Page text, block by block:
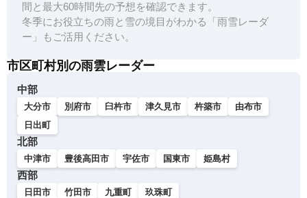
間と最大60時間先の予想を確認できます。
冬季にお役立ちの雨と雪の境目がわかる「雨雪レーダ
ー」もご活用ください。
市区町村別の雨雲レーダー
中部
大分市 別府市 臼杵市 津久見市 杵築市
由布市
日出町
北部
中津市 豊後高田市 宇佐市 国東市 姫島村
西部
日田市 竹田市 九重町 玖珠町